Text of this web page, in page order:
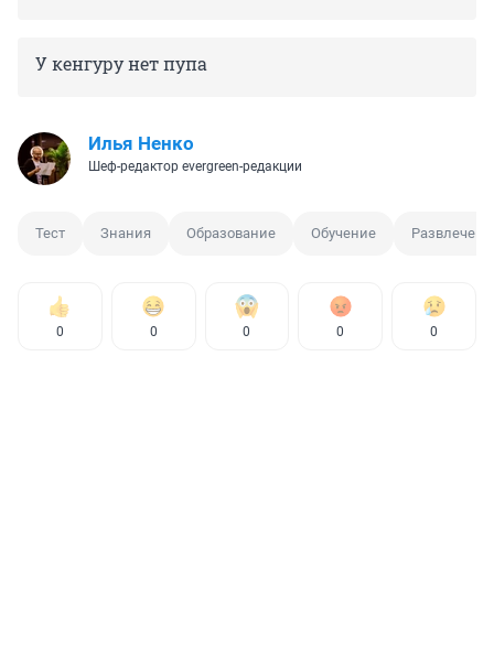
У кенгуру нет пупа
Илья Ненко
Шеф-редактор evergreen-редакции
Тест Знания Образование Обучение
0 0 0 0 0